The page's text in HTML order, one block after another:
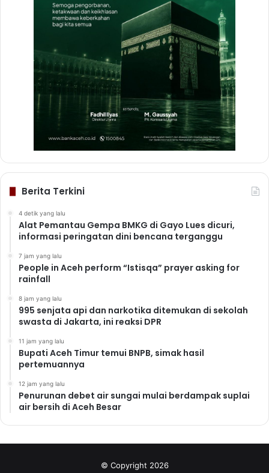
Berita Terkini
4 detik yang lalu
Alat Pemantau Gempa BMKG di Gayo Lues dicuri,
informasi peringatan dini bencana terganggu
7 jam yang lalu
People in Aceh perform “Istisqa” prayer asking for
rainfall
8 jam yang lalu
995 senjata api dan narkotika ditemukan di sekolah
swasta di Jakarta, ini reaksi DPR
11 jam yang lalu
Bupati Aceh Timur temui BNPB, simak hasil
pertemuannya
12 jam yang lalu
Penurunan debet air sungai mulai berdampak suplai
air bersih di Aceh Besar
© Copyright 2026